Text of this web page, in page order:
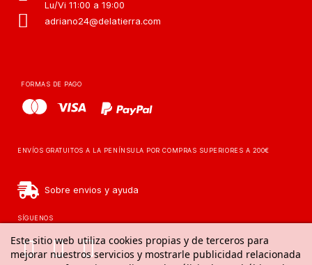
Este sitio web utiliza cookies propias y de terceros para
mejorar nuestros servicios y mostrarle publicidad relacionada
Lu/Vi 11:00 a 19:00
adriano24@delatierra.com
FORMAS DE PAGO
ENVÍOS GRATUITOS A LA PENÍNSULA POR COMPRAS SUPERIORES A 200€
Sobre envios y ayuda
SÍGUENOS